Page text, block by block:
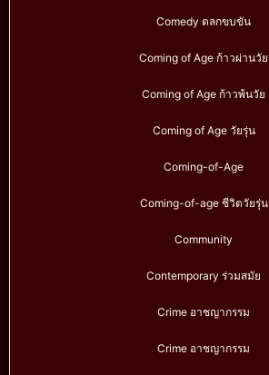
Comedy ตลกขบขัน
Coming of Age ก้าวผ่านวัย
Coming of Age ก้าวพ้นวัย
Coming of Age วัยรุ่น
Coming-of-Age
Coming-of-age ชีวิตวัยรุ่น
Community
Contemporary ร่วมสมัย
Crime อาชญากรรม
Crime อาชญากรรม